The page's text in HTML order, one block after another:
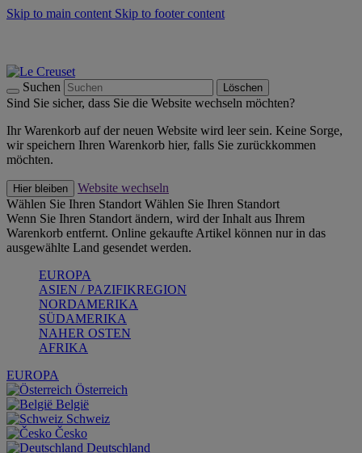
Skip to main content Skip to footer content
Suchen Löschen
Sind Sie sicher, dass Sie die Website wechseln möchten?
Ihr Warenkorb auf der neuen Website wird leer sein. Keine Sorge,
wir speichern Ihren Warenkorb hier, falls Sie zurückkommen
möchten.
Hier bleiben
Website wechseln
Wählen Sie Ihren Standort Wählen Sie Ihren Standort
Wenn Sie Ihren Standort ändern, wird der Inhalt aus Ihrem
Warenkorb entfernt. Online gekaufte Artikel können nur in das
ausgewählte Land gesendet werden.
EUROPA
ASIEN / PAZIFIKREGION
NORDAMERIKA
SÜDAMERIKA
NAHER OSTEN
AFRIKA
EUROPA
Österreich
België
Schweiz
Česko
Deutschland